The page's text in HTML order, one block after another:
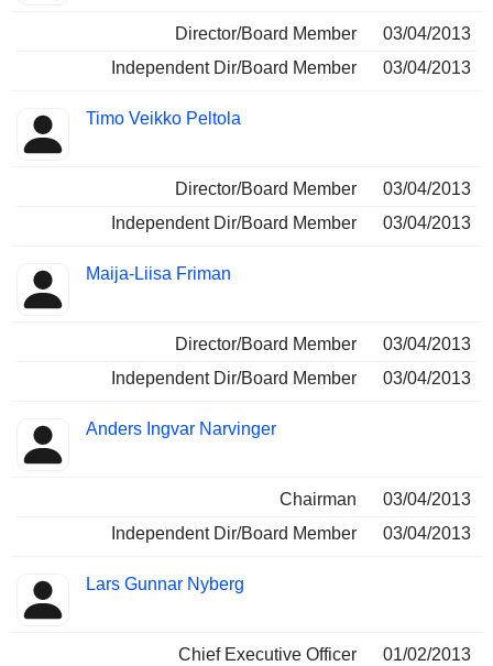
Director/Board Member
03/04/2013
Independent Dir/Board Member
03/04/2013
Timo Veikko Peltola
Director/Board Member
03/04/2013
Independent Dir/Board Member
03/04/2013
Maija-Liisa Friman
Director/Board Member
03/04/2013
Independent Dir/Board Member
03/04/2013
Anders Ingvar Narvinger
Chairman
03/04/2013
Independent Dir/Board Member
03/04/2013
Lars Gunnar Nyberg
Chief Executive Officer
01/02/2013